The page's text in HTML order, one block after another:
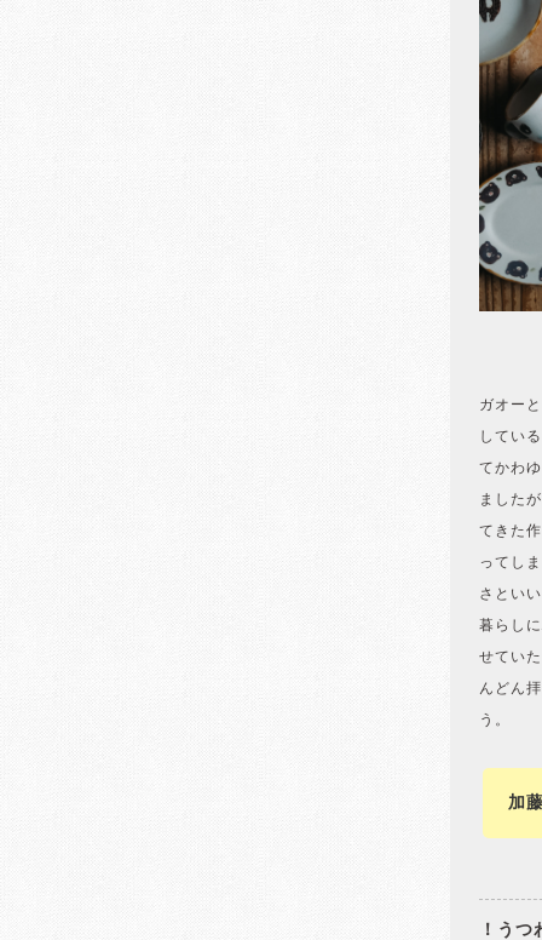
ガオー
してい
てかわ
ました
てきた
ってし
さとい
暮らし
せてい
んどん
う。
加
！う